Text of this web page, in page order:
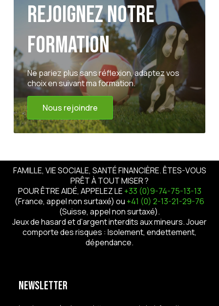
Rejoignez notre
formation
Ne pariez plus sans réflexion, adaptez vos
choix en suivant ma formation.
Nous rejoindre
FAMILLE, VIE SOCIALE, SANTÉ FINANCIÈRE. ÊTES-VOUS
PRÊT À TOUT MISER ?
POUR ÊTRE AIDÉ, APPELEZ LE +33 (0)9-74-75-13-13
(France, appel non surtaxé) ou +41 (0) 2-13-21-29-76
(Suisse, appel non surtaxé).
Jeux de hasard et d’argent interdits aux mineurs. Jouer
comporte des risques : Isolement, endettement,
dépendance.
Newsletter